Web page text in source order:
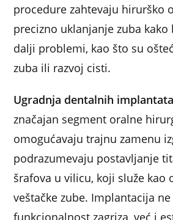
procedure zahtevaju hirurško
precizno uklanjanje zuba kako
dalji problemi, kao što su
zuba ili razvoj cisti.
Ugradnja dentalnih implantata
značajan segment oralne
omogućavaju trajnu zamenu
podrazumevaju postavljanje
šrafova u vilicu, koji služe kao
veštačke zube. Implantacija
funkcionalnost zagriza, već i